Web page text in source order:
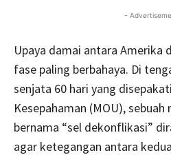
-
Upaya damai antara Amerika
fase paling berbahaya. Di
senjata 60 hari yang
Kesepahaman (MOU),
bernama “sel dekonflikasi”
agar ketegangan antara